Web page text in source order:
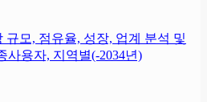
규모, 점유율, 성장, 업계 분석 및
사용자, 지역별(-2034년)